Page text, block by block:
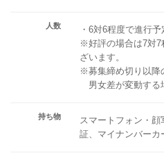
人数
・6対6程度で進行
※好評の場合は7対7
ざいます。
※募集締め切り以降
男女差が変動する
持ち物
スマートフォン・
証、マイナンバーカ